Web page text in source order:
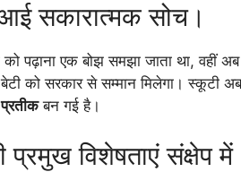
सकारात्मक सोच।
को पढ़ाना एक बोझ समझा जाता था, वहीं
को सरकार से सम्मान मिलेगा। स्कूटी अब
बन गई है।
प्रमुख विशेषताएं संक्षेप